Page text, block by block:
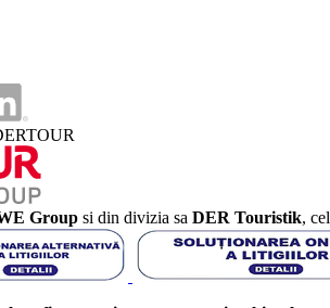
plaja
contra cost
contra cost
Group si din divizia sa DER Touristik,